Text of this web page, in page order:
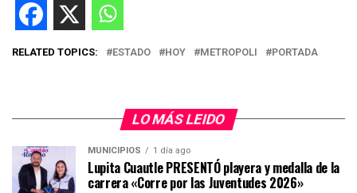
RELATED TOPICS: ESTADO HOY METROPOLI PORTADA
LO MÁS LEIDO
MUNICIPIOS 1 día ago
Lupita Cuautle PRESENTÓ playera y medalla de la
carrera «Corre por las Juventudes 2026»